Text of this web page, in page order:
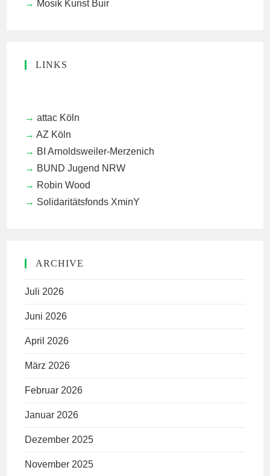
Mosik Kunst Buir
LINKS
attac Köln
AZ Köln
BI Arnoldsweiler-Merzenich
BUND Jugend NRW
Robin Wood
Solidaritätsfonds XminY
ARCHIVE
Juli 2026
Juni 2026
April 2026
März 2026
Februar 2026
Januar 2026
Dezember 2025
November 2025